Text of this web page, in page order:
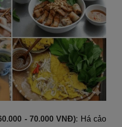
- 70.000 VNĐ): Há cảo